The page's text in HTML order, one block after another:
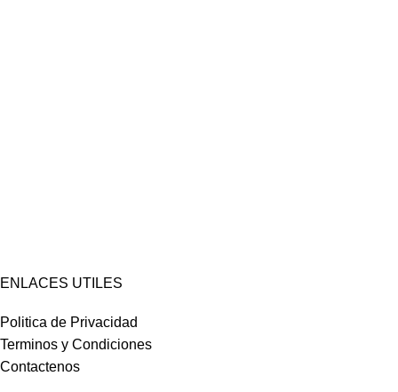
ENLACES UTILES
Politica de Privacidad
Terminos y Condiciones
Contactenos